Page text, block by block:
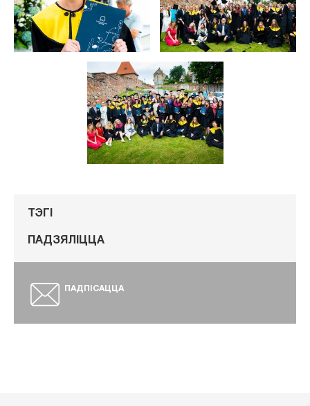
ТЭГІ
ПАДЗЯЛІЦЦА
ПАДПІСАЦЦА